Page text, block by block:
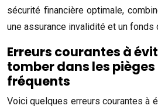
sécurité financière optimale,
une assurance invalidité et un fonds
Erreurs courantes à
tomber dans les pièges
fréquents
Voici quelques erreurs courantes à